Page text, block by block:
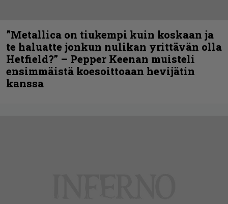
”Metallica on tiukempi kuin koskaan ja
te haluatte jonkun nulikan yrittävän olla
Hetfield?” – Pepper Keenan muisteli
ensimmäistä koesoittoaan hevijätin
kanssa